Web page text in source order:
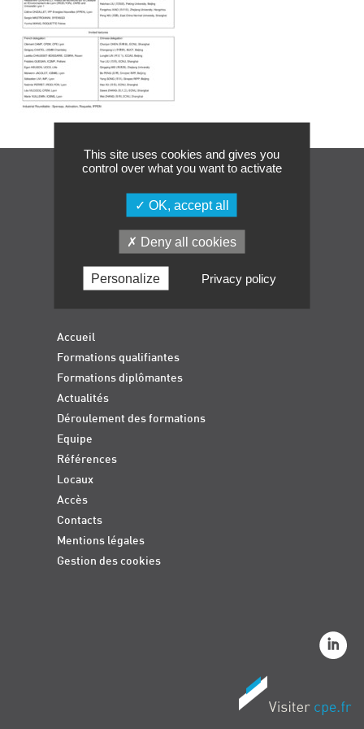
Symposium on Chain Transfer Catalysis for
sustainability – September 15 and 16, 2026
FRENCH-CHINESE CONFERENCE ON GREEN
CHEMISTRY
Contacts
Accueil
Formations qualifiantes
Formations diplômantes
Actualités
Déroulement des formations
Equipe
Références
Locaux
Accès
Contacts
Mentions légales
Gestion des cookies
This site uses cookies and gives you
control over what you want to activate
OK, accept all
Deny all cookies
Personalize Privacy policy